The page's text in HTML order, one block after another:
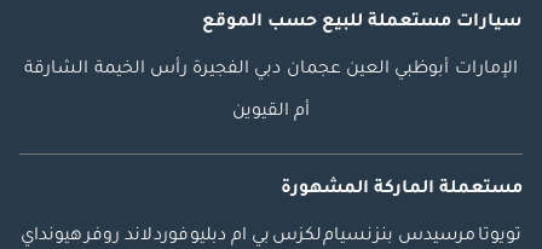
سيارات مستعملة للبيع حسب الموقع
الإمارات أبوظبي العين عجمان دبي الفجيرة رأس الخيمة الشارقة
أم القيوين
مستعملة الماركة المشهورة
تويوتا مرسيدس بنزنسياملكزس بي ام دبليوفوردلاند روفرهيونداي